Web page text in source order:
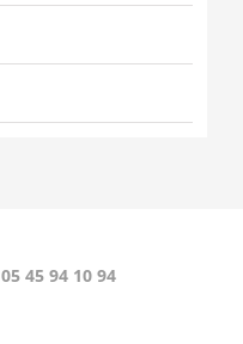
05 45 94 10 94